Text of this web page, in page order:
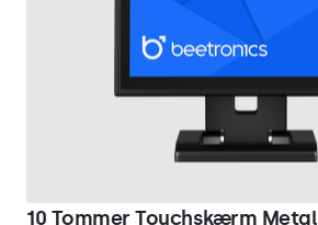
10 Tommer Touchskærm Metal